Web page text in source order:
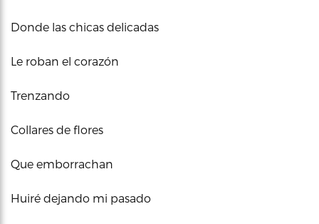
Donde las chicas delicadas
Le roban el corazón
Trenzando
Collares de flores
Que emborrachan
Huiré dejando mi pasado